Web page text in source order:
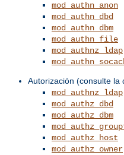
mod_authn_anon
mod_authn_dbd
mod_authn_dbm
mod_authn_file
mod_authnz_ldap
Autorización (consulte la
mod_authnz_ldap
mod_authz_dbd
mod_authz_dbm
mod_authz_host
mod_authz_owner